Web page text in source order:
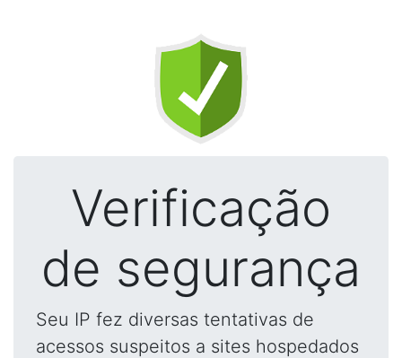
Verificação
de segurança
Seu IP fez diversas tentativas de
acessos suspeitos a sites hospedados